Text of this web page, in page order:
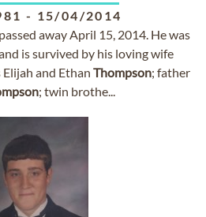
- 15/04/2014
away April 15, 2014. He was
is survived by his loving wife
Elijah and Ethan Thompson; father
; twin brothe...